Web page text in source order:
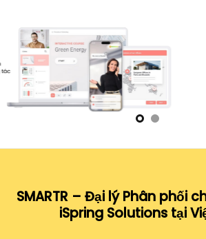
SMARTR – Đại lý Phân phối c
iSpring Solutions tại